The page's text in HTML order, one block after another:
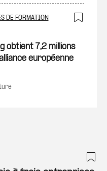
DE FORMATION
obtient 7,2 millions
européenne